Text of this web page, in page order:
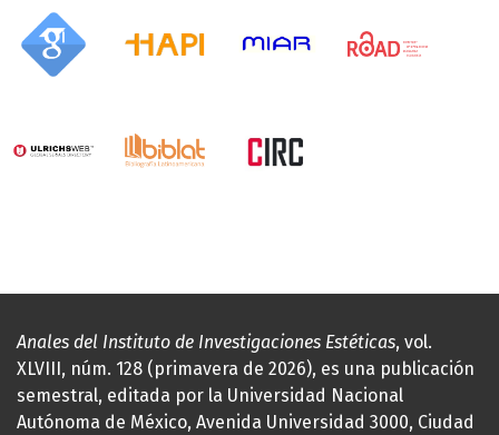
Anales del Instituto de Investigaciones Estéticas, vol.
XLVIII, núm. 128 (primavera de 2026), es una publicación
semestral, editada por la Universidad Nacional
Autónoma de México, Avenida Universidad 3000, Ciudad